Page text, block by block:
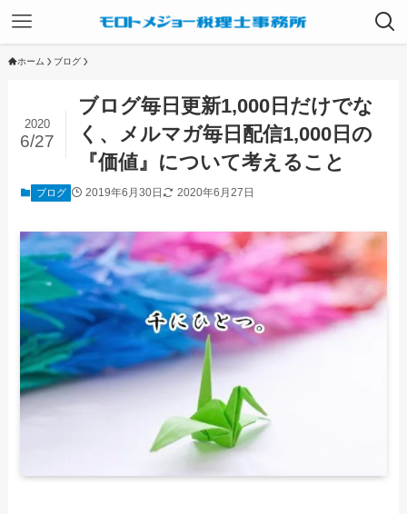
ホーム ブログ
ブログ毎日更新1,000日だけでな
く、メルマガ毎日配信1,000日の
『価値』について考えること
2020
6/27
ブログ 2019年6月30日 2020年6月27日